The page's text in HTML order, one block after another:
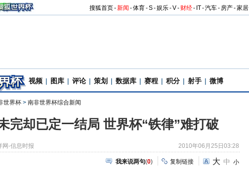
搜狐首页-新闻 -体育-S-娱乐-V- 财经- IT-汽车- 房产-家居
视频 | 图库 | 评论 | 策划 | 数据库 | 赛程 | 积分 | 射手 | 微博
世界杯 > 南非世界杯综合新闻
完却已定一结局 世界杯“铁律”难打破
网-信息时报 2010年06月25日03:28
我来说两句(0) 复制链接 大 中 小